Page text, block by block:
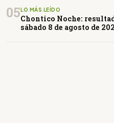
05LO MÁS LEÍDO
Chontico Noche:
sábado 8 de agosto de